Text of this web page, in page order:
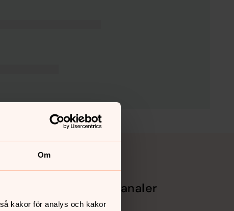
Om
kakor för analys och kakor
Sociala kanaler